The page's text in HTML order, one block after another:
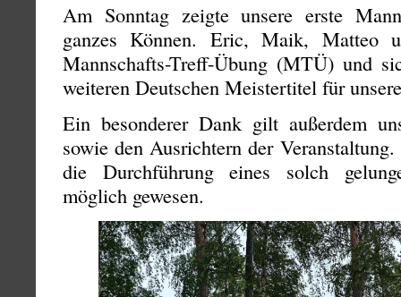
Am Sonntag zeigte unsere erste
ganzes Können. Eric, Maik, Matteo
Mannschafts-Treff-Übung (MTÜ) und
weiteren Deutschen Meistertitel für
Ein besonderer Dank gilt außerdem
sowie den Ausrichtern der
die Durchführung eines solch
möglich gewesen.